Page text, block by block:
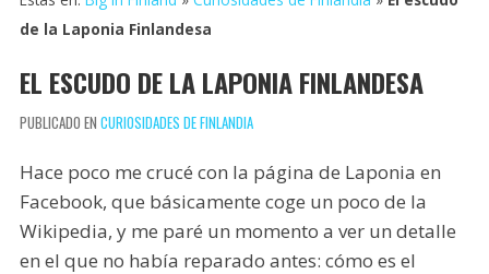
de la Laponia Finlandesa
EL ESCUDO DE LA LAPONIA FINLANDESA
PUBLICADO EN CURIOSIDADES DE FINLANDIA
Hace poco me crucé con la página de Laponia en
Facebook, que básicamente coge un poco de la
Wikipedia, y me paré un momento a ver un detalle
en el que no había reparado antes: cómo es el